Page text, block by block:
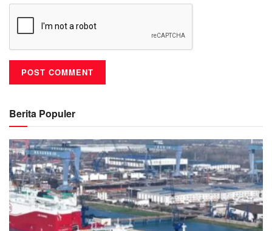
Berita Populer